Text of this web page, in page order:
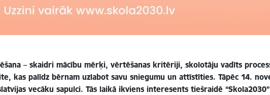
– skaidri mācību mērķi, vērtēšanas kritēriji, skolotāju vadīts
kas palīdz bērnam uzlabot savu sniegumu un attīstīties. Tāpēc 14.
vecāku sapulci. Tās laikā ikviens interesents tiešraidē “Skola2030”